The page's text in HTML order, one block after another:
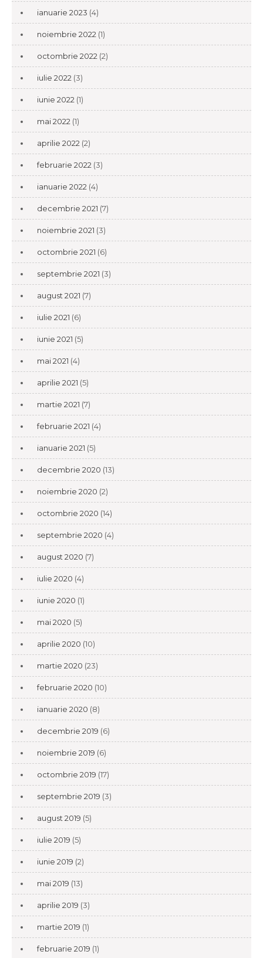
ianuarie 2023 (4)
noiembrie 2022 (1)
octombrie 2022 (2)
iulie 2022 (3)
iunie 2022 (1)
mai 2022 (1)
aprilie 2022 (2)
februarie 2022 (3)
ianuarie 2022 (4)
decembrie 2021 (7)
noiembrie 2021 (3)
octombrie 2021 (6)
septembrie 2021 (3)
august 2021 (7)
iulie 2021 (6)
iunie 2021 (5)
mai 2021 (4)
aprilie 2021 (5)
martie 2021 (7)
februarie 2021 (4)
ianuarie 2021 (5)
decembrie 2020 (13)
noiembrie 2020 (2)
octombrie 2020 (14)
septembrie 2020 (4)
august 2020 (7)
iulie 2020 (4)
iunie 2020 (1)
mai 2020 (5)
aprilie 2020 (10)
martie 2020 (23)
februarie 2020 (10)
ianuarie 2020 (8)
decembrie 2019 (6)
noiembrie 2019 (6)
octombrie 2019 (17)
septembrie 2019 (3)
august 2019 (5)
iulie 2019 (5)
iunie 2019 (2)
mai 2019 (13)
aprilie 2019 (3)
martie 2019 (1)
februarie 2019 (1)